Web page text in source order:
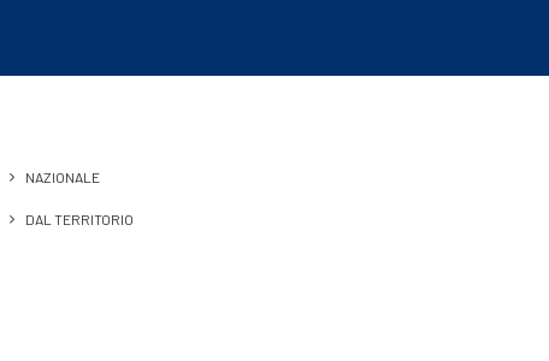
NAZIONALE
DAL TERRITORIO